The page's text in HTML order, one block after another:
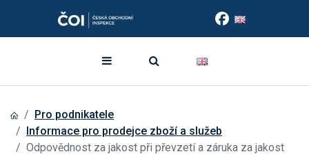
Pro podnikatele
Informace pro prodejce zboží a služeb
Odpovědnost za jakost při převzetí a záruka za jakost